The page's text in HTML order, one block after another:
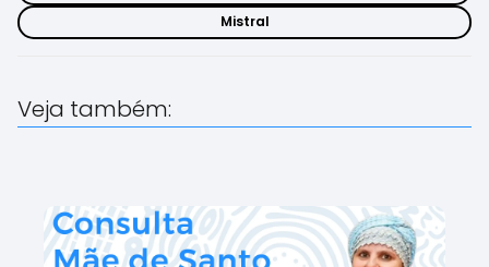
Mistral
Veja também: